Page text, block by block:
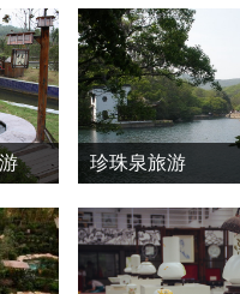
珍珠泉旅游